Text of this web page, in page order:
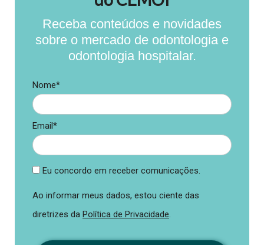
Receba conteúdos e novidades
sobre o mercado de odontologia e
odontologia hospitalar.
Nome*
Email*
Eu concordo em receber comunicações.
Ao informar meus dados, estou ciente das
diretrizes da Política de Privacidade.